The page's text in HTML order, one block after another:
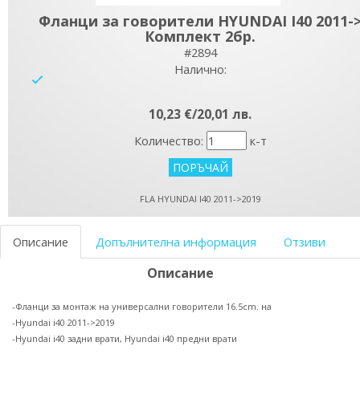
Фланци за говорители HYUNDAI I40 2011-
Комплект 2бр.
#2894
Налично:
10,23 €/20,01 лв.
Количество: к-т
FLA HYUNDAI I40 2011->2019
Описание Допълнителна информация Отзиви
Описание
-Фланци за монтаж на универсални говорители 16.5cm. на
-Hyundai i40 2011->2019
-Hyundai i40 задни врати, Hyundai i40 предни врати